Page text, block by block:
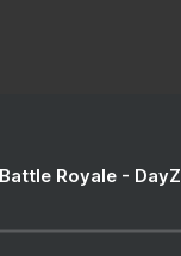
Royale - DayZ